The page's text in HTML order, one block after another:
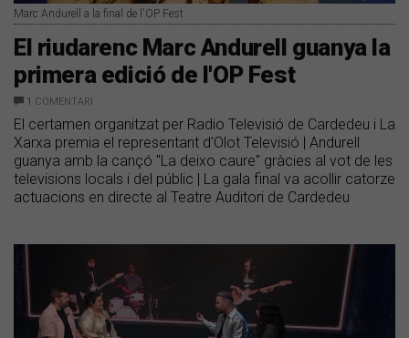
Marc Andurell a la final de l'OP Fest
El riudarenc Marc Andurell guanya la
primera edició de l'OP Fest
1 COMENTARI
El certamen organitzat per Radio Televisió de Cardedeu i La
Xarxa premia el representant d'Olot Televisió | Andurell
guanya amb la cançó "La deixo caure" gràcies al vot de les
televisions locals i del públic | La gala final va acollir catorze
actuacions en directe al Teatre Auditori de Cardedeu